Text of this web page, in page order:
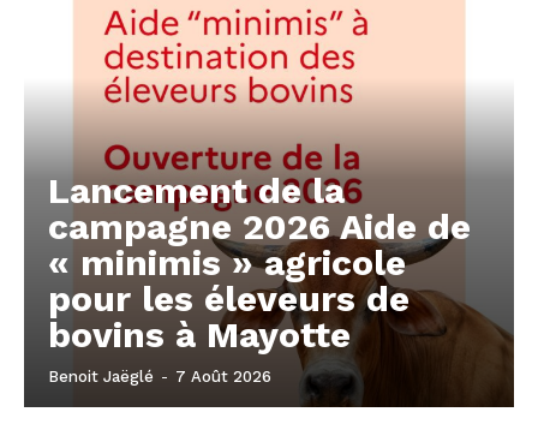
Lancement de la
campagne 2026 Aide de
« minimis » agricole
pour les éleveurs de
bovins à Mayotte
Benoit Jaëglé - 7 Août 2026